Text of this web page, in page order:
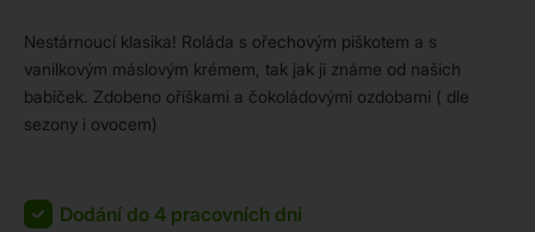
Nestárnoucí klasika! Roláda s ořechovým piškotem a s
vanilkovým máslovým krémem, tak jak ji známe od našich
babiček. Zdobeno oříškami a čokoládovými ozdobami ( dle
sezony i ovocem)
Dodání do 4 pracovních dní